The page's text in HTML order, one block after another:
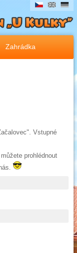
Zahrádka
Vstupné
prohlédnout